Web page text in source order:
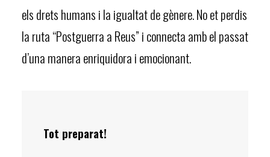
els drets humans i la igualtat de gènere. No et perdis
la ruta “Postguerra a Reus” i connecta amb el passat
d’una manera enriquidora i emocionant.
Tot preparat!